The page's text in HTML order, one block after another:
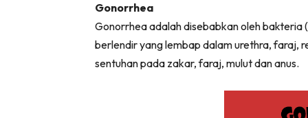
Gonorrhea
Gonorrhea adalah disebabkan oleh bakteria (
berlendir yang lembap dalam urethra, faraj,
sentuhan pada zakar, faraj, mulut dan anus.